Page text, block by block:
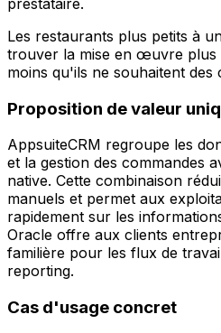
Les restaurants plus petits à
trouver la mise en œuvre plus
moins qu'ils ne souhaitent des
Proposition de valeur
AppsuiteCRM regroupe les
et la gestion des commandes
native. Cette combinaison
manuels et permet aux
rapidement sur les
Oracle offre aux clients
familière pour les flux de
reporting.
Cas d'usage concret